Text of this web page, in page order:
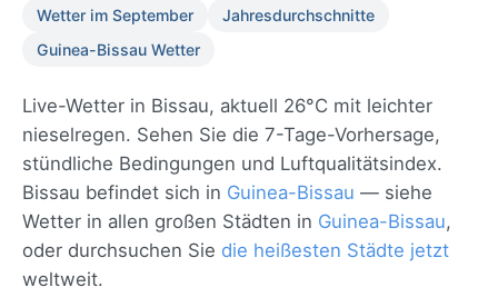
Wetter im September
Jahresdurchschnitte
Guinea-Bissau Wetter
Live-Wetter in Bissau, aktuell 26°C mit leichter
nieselregen. Sehen Sie die 7-Tage-Vorhersage,
stündliche Bedingungen und Luftqualitätsindex.
Bissau befindet sich in Guinea-Bissau — siehe
Wetter in allen großen Städten in Guinea-Bissau,
oder durchsuchen Sie die heißesten Städte jetzt
weltweit.